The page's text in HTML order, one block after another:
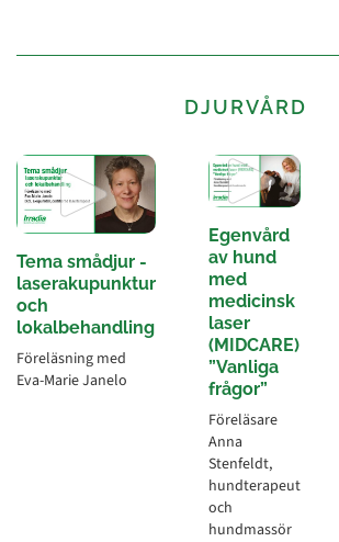
DJURVÅRD
Tema smådjur -
laserakupunktur
och
lokalbehandling
Föreläsning med
Eva-Marie Janelo
Egenvård
av hund
med
medicinsk
laser
(MIDCARE)
”Vanliga
frågor”
Föreläsare
Anna
Stenfeldt,
hundterapeut
och
hundmassör